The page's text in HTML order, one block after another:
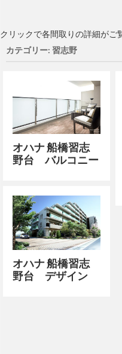
クリックで各間取りの詳細がご
カテゴリー: 習志野
オハナ 船橋習志
野台 バルコニー
オハナ 船橋習志
野台 デザイン